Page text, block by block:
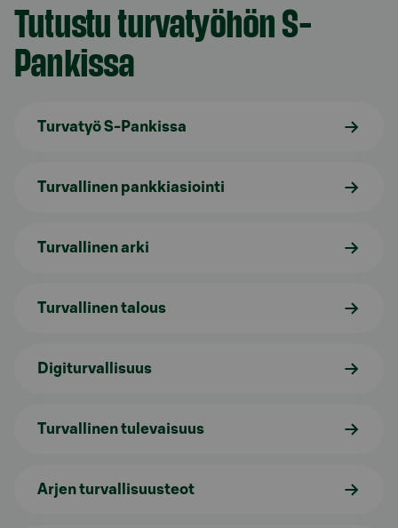
Tutustu turvatyöhön S-
Pankissa
Turvatyö S-Pankissa
Turvallinen pankkiasiointi
Turvallinen arki
Turvallinen talous
Digiturvallisuus
Turvallinen tulevaisuus
Arjen turvallisuusteot